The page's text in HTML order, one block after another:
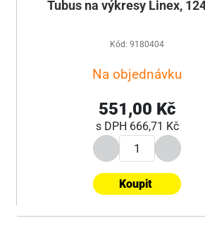
Tubus na výkresy Linex,
Kód: 9180404
Na objednávku
551,00 Kč
s DPH 666,71 Kč
Koupit